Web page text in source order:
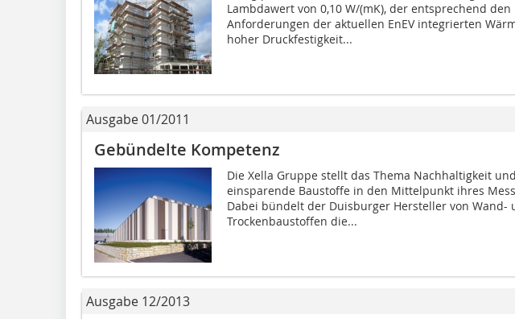
Lambdawert von 0,10 W/(mK), der entsprechend den
Anforderungen der aktuellen EnEV integrierten
hoher Druckfestigkeit...
Ausgabe 01/2011
Gebündelte Kompetenz
Die Xella Gruppe stellt das Thema Nachhaltigkeit
einsparende Baustoffe in den Mittelpunkt ihres
Dabei bündelt der Duisburger Hersteller von Wand-
Trockenbaustoffen die...
Ausgabe 12/2013